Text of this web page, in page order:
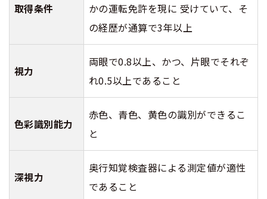
取得条件
かの運転免許を現に 受けていて、そ
の経歴が通算で3年以上
視力
両眼で0.8以上、かつ、片眼でそれぞ
れ0.5以上であること
色彩識別能力
赤色、青色、黄色の識別ができるこ
と
深視力
奥行知覚検査器による測定値が適性
であること